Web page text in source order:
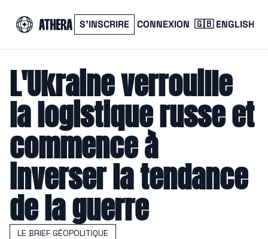
S’INSCRIRE CONNEXION 🇬🇧 ENGLISH
L'Ukraine verrouille
la logistique russe et
commence à
inverser la tendance
de la guerre
LE BRIEF GÉOPOLITIQUE